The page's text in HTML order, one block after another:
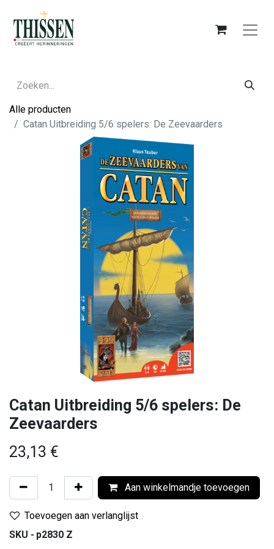
Alle producten
Catan Uitbreiding 5/6 spelers: De Zeevaarders
Catan Uitbreiding 5/6 spelers: De
Zeevaarders
23,13 €
Aan winkelmandje toevoegen
Toevoegen aan verlanglijst
SKU - p2830 Z